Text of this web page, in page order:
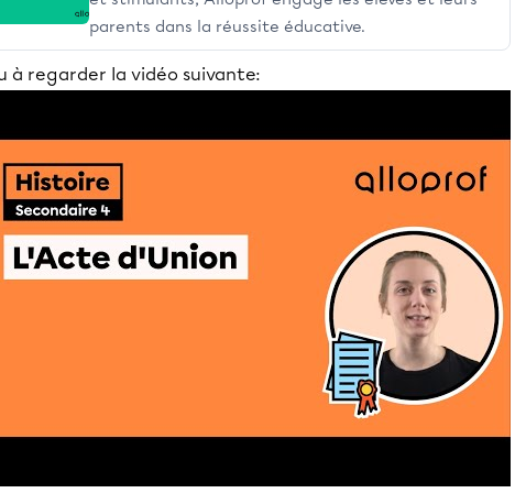
parents dans la réussite éducative.
à regarder la vidéo suivante: